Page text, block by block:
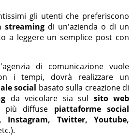
gli utenti che preferiscono
streaming di un'azienda o di un
a leggere un semplice post con
di comunicazione vuole
i tempi, dovrà realizzare un
social basato sulla creazione di
da veicolare sia sul sito web
più diffuse piattaforme social
Instagram, Twitter, Youtube,